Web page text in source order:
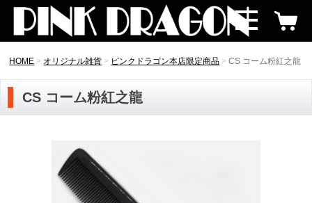
HOME オリジナル雑貨 ピンクドラゴン本店限定商品 CS コーム粉紅之龍
CS コーム粉紅之龍